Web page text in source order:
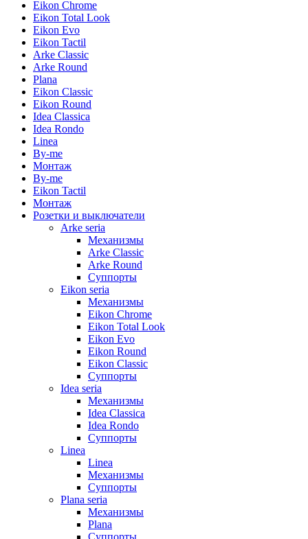
Eikon Chrome
Eikon Total Look
Eikon Evo
Eikon Tactil
Arke Classic
Arke Round
Plana
Eikon Classic
Eikon Round
Idea Classica
Idea Rondo
Linea
By-me
Монтаж
By-me
Eikon Tactil
Монтаж
Розетки и выключатели
Arke seria
Механизмы
Arke Classic
Arke Round
Суппорты
Eikon seria
Механизмы
Eikon Chrome
Eikon Total Look
Eikon Evo
Eikon Round
Eikon Classic
Суппорты
Idea seria
Механизмы
Idea Classica
Idea Rondo
Суппорты
Linea
Linea
Механизмы
Суппорты
Plana seria
Механизмы
Plana
Суппорты